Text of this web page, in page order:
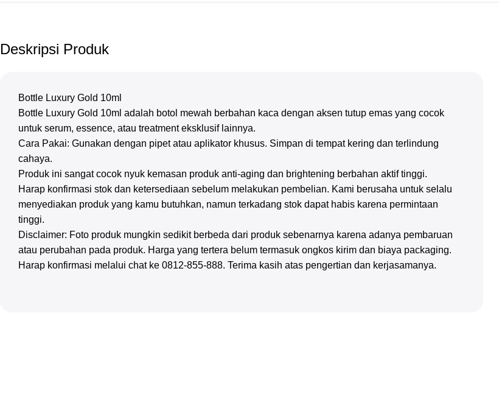
Deskripsi Produk
Bottle Luxury Gold 10ml
Bottle Luxury Gold 10ml adalah botol mewah berbahan kaca dengan aksen tutup emas yang cocok
untuk serum, essence, atau treatment eksklusif lainnya.
Cara Pakai: Gunakan dengan pipet atau aplikator khusus. Simpan di tempat kering dan terlindung
cahaya.
Produk ini sangat cocok nyuk kemasan produk anti-aging dan brightening berbahan aktif tinggi.
Harap konfirmasi stok dan ketersediaan sebelum melakukan pembelian. Kami berusaha untuk selalu
menyediakan produk yang kamu butuhkan, namun terkadang stok dapat habis karena permintaan
tinggi.
Disclaimer: Foto produk mungkin sedikit berbeda dari produk sebenarnya karena adanya pembaruan
atau perubahan pada produk. Harga yang tertera belum termasuk ongkos kirim dan biaya packaging.
Harap konfirmasi melalui chat ke 0812-855-888. Terima kasih atas pengertian dan kerjasamanya.